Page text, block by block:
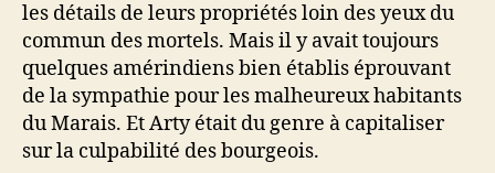
les détails de leurs propriétés loin des yeux du
commun des mortels. Mais il y avait toujours
quelques amérindiens bien établis éprouvant
de la sympathie pour les malheureux habitants
du Marais. Et Arty était du genre à capitaliser
sur la culpabilité des bourgeois.